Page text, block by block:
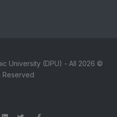
University (DPU) - All
Reserved